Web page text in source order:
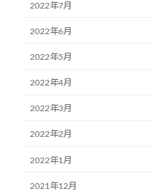
2022年7月
2022年6月
2022年5月
2022年4月
2022年3月
2022年2月
2022年1月
2021年12月